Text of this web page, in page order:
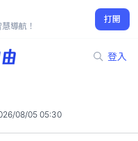
導航！
打開
登入
08/05 05:30